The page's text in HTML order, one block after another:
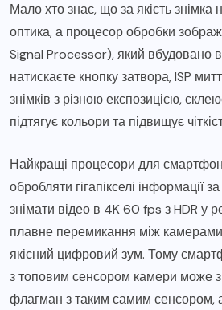
Мало хто знає, що за якість знімка
оптика, а процесор обробки
Signal Processor), який вбудовано
натискаєте кнопку затвора, ISP
знімків з різною експозицією,
підтягує кольори та підвищує
Найкращі процесори для
обробляти гігапікселі інформації
знімати відео в 4K 60 fps з HDR у
плавне перемикання між камерами
якісний цифровий зум. Тому
з топовим сенсором камери може
флагман з таким самим сенсором,